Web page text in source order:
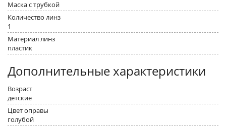
Маска с трубкой
Количество линз
1
Материал линз
пластик
Дополнительные характеристики
Возраст
детские
Цвет оправы
голубой